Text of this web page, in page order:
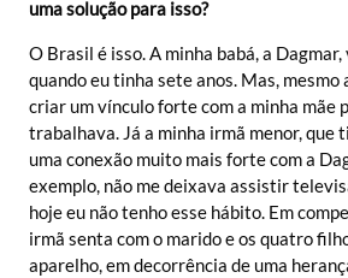
uma solução para isso?
O Brasil é isso. A minha babá, a
quando eu tinha sete anos. Mas, mesmo
criar um vínculo forte com a minha mãe
trabalhava. Já a minha irmã menor, que
uma conexão muito mais forte com a
exemplo, não me deixava assistir
hoje eu não tenho esse hábito. Em
irmã senta com o marido e os quatro
aparelho, em decorrência de uma